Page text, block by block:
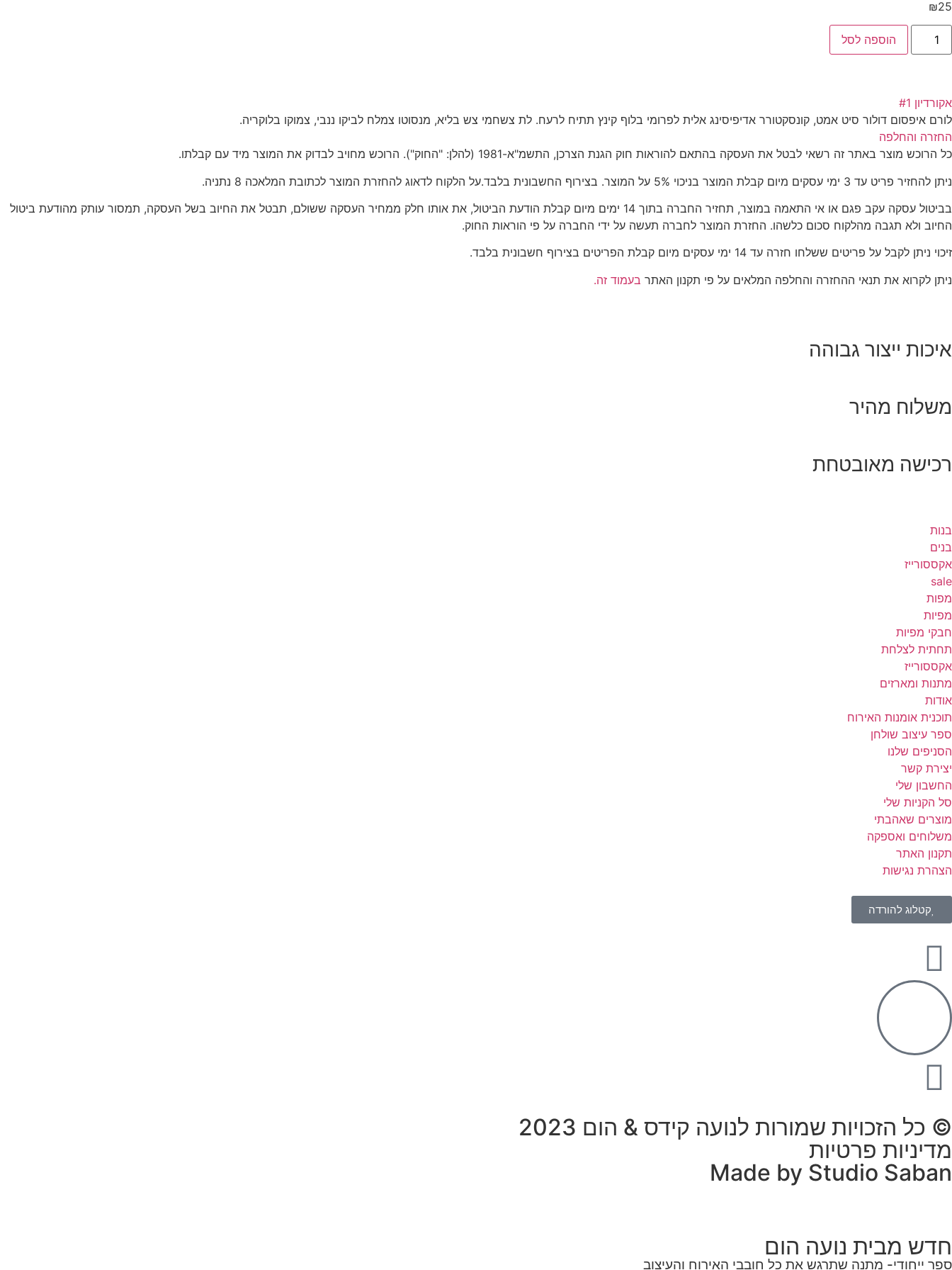
₪25
הוספה לסל
אקורדיון #1
לורם איפסום דולור סיט אמט, קונסקטורר אדיפיסינג אלית לפרומי בלוף קינץ תתיח לרעח. לת צשחמי צש בליא, מנסוטו צמלח לביקו ננבי, צמוקו בלוקריה.
החזרה והחלפה
כל הרוכש מוצר באתר זה רשאי לבטל את העסקה בהתאם להוראות חוק הגנת הצרכן, התשמ"א-1981 (להלן: "החוק"). הרוכש מחויב לבדוק את המוצר מיד עם קבלתו.
ניתן להחזיר פריט עד 3 ימי עסקים מיום קבלת המוצר בניכוי 5% על המוצר. בצירוף החשבונית בלבד.על הלקוח לדאוג להחזרת המוצר לכתובת המלאכה 8 נתניה.
בביטול עסקה עקב פגם או אי התאמה במוצר, תחזיר החברה בתוך 14 ימים מיום קבלת הודעת הביטול, את אותו חלק ממחיר העסקה ששולם, תבטל את החיוב בשל העסקה, תמסור עותק מהודעת ביטול
החיוב ולא תגבה מהלקוח סכום כלשהו. החזרת המוצר לחברה תעשה על ידי החברה על פי הוראות החוק.
זיכוי ניתן לקבל על פריטים ששלחו חזרה עד 14 ימי עסקים מיום קבלת הפריטים בצירוף חשבונית בלבד.
ניתן לקרוא את תנאי ההחזרה והחלפה המלאים על פי תקנון האתר בעמוד זה.
איכות ייצור גבוהה
משלוח מהיר
רכישה מאובטחת
בנות
בנים
אקססורייז
sale
מפות
מפיות
חבקי מפיות
תחתית לצלחת
אקססורייז
מתנות ומארזים
אודות
תוכנית אומנות האירוח
ספר עיצוב שולחן
הסניפים שלנו
יצירת קשר
החשבון שלי
סל הקניות שלי
מוצרים שאהבתי
משלוחים ואספקה
תקנון האתר
הצהרת נגישות
קטלוג להורדה
© כל הזכויות שמורות לנועה קידס & הום 2023
מדיניות פרטיות
Made by Studio Saban
חדש מבית נועה הום
ספר ייחודי- מתנה שתרגש את כל חובבי האירוח והעיצוב